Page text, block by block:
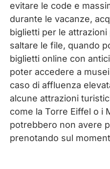
evitare le code e
durante le vacanze,
biglietti per le attrazioni
saltare le file, quando
biglietti online con
poter accedere a
caso di affluenza
alcune attrazioni
come la Torre Eiffel o i
potrebbero non avere
prenotando sul